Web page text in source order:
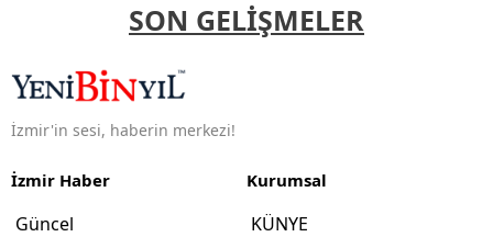
SON GELİŞMELER
İzmir'in sesi, haberin merkezi!
İzmir Haber
Güncel
Kurumsal
KÜNYE